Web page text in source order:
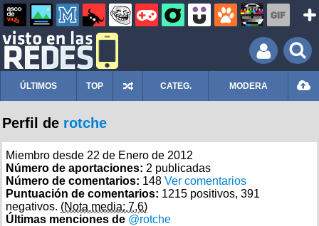
ÚLTIMOS TOP CATEG. MODERA
Perfil de rotche
Miembro desde 22 de Enero de 2012
Número de aportaciones: 2 publicadas
Número de comentarios: 148 Ver comentarios
Puntuación de comentarios: 1215 positivos, 391
negativos. (Nota media: 7,6)
Últimas menciones de @rotche